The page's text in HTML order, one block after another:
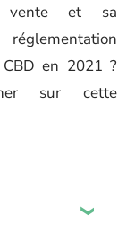
vente et sa
en 2021 ?
sur cette